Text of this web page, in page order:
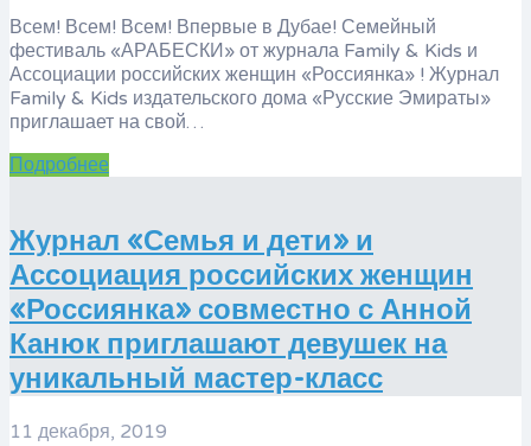
Всем! Всем! Всем! Впервые в Дубае! Семейный
фестиваль «АРАБЕСКИ» от журнала Family & Kids и
Ассоциации российских женщин «Россиянка» ! Журнал
Family & Kids издательского дома «Русские Эмираты»
приглашает на свой…
Подробнее
Журнал «Семья и дети» и
Ассоциация российских женщин
«Россиянка» совместно с Анной
Канюк приглашают девушек на
уникальный мастер-класс
11 декабря, 2019